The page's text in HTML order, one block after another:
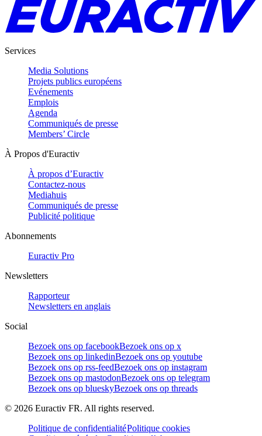
Services
Media Solutions
Projets publics européens
Evénements
Emplois
Agenda
Communiqués de presse
Members’ Circle
À Propos d'Euractiv
À propos d’Euractiv
Contactez-nous
Mediahuis
Communiqués de presse
Publicité politique
Abonnements
Euractiv Pro
Newsletters
Rapporteur
Newsletters en anglais
Social
Bezoek ons op facebookBezoek ons op x
Bezoek ons op linkedinBezoek ons op youtube
Bezoek ons op rss-feedBezoek ons op instagram
Bezoek ons op mastodonBezoek ons op telegram
Bezoek ons op blueskyBezoek ons op threads
© 2026 Euractiv FR. All rights reserved.
Politique de confidentialitéPolitique cookies